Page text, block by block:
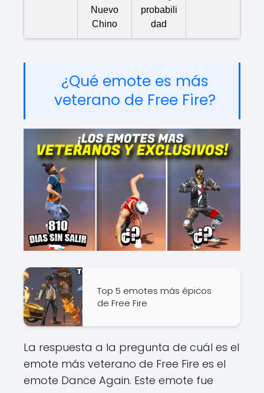
Nuevo
Chino
probabili
dad
¿Qué emote es más
veterano de Free Fire?
Top 5 emotes más épicos
de Free Fire
La respuesta a la pregunta de cuál es el
emote más veterano de Free Fire es el
emote Dance Again. Este emote fue